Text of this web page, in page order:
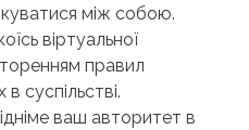
між собою.
віртуальної
правил
суспільстві.
ваш авторитет в